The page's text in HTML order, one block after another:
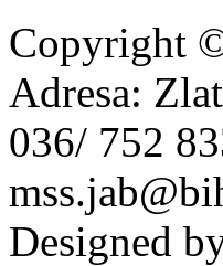
Copyright
Adresa:
036/ 752
Designed